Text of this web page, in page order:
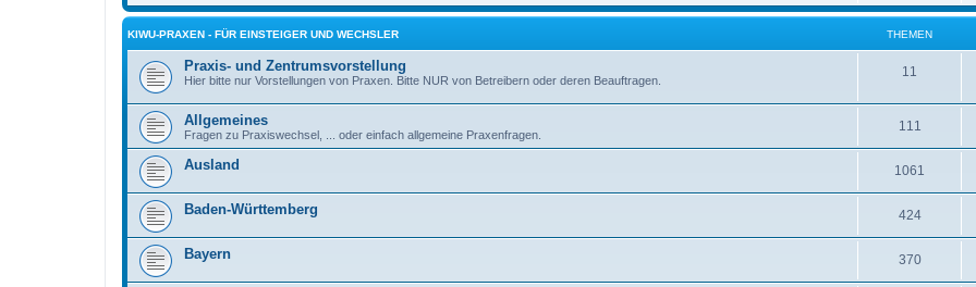
KIWU-PRAXEN - FÜR EINSTEIGER UND WECHSLER THEMEN
Praxis- und Zentrumsvorstellung
Hier bitte nur Vorstellungen von Praxen. Bitte NUR von Betreibern oder deren Beauftragen.
11
Allgemeines
Fragen zu Praxiswechsel, ... oder einfach allgemeine Praxenfragen.
111
Ausland 1061
Baden-Württemberg 424
Bayern 370